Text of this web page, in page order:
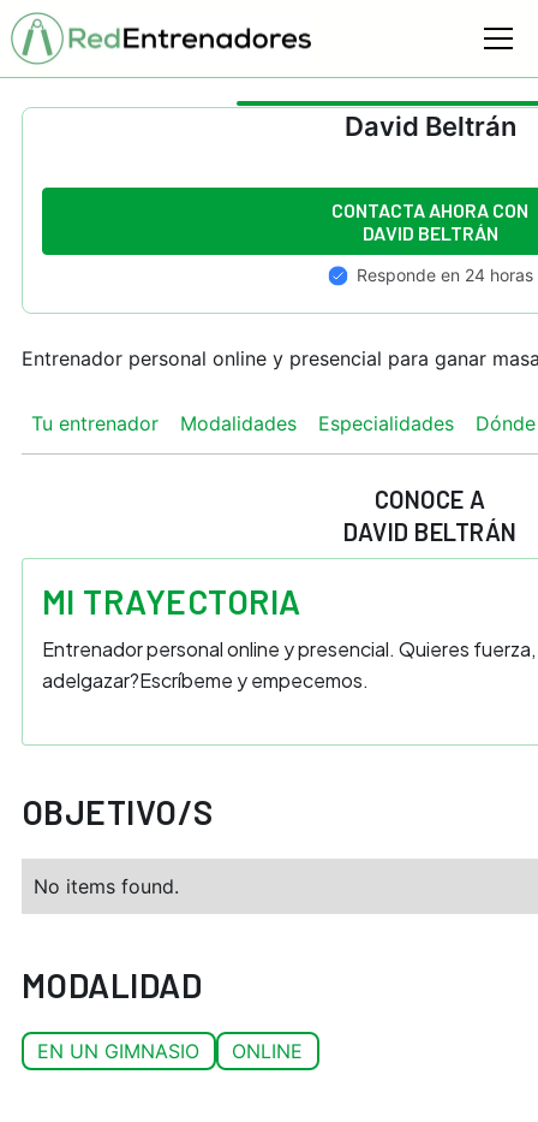
Entrenador personal online y presencial para ganar
Tu entrenador Modalidades Especialidades Dónde
CONOCE A
DAVID BELTRÁN
MI TRAYECTORIA
Entrenador personal online y presencial. Quieres fuerza,
adelgazar? ​ Escríbeme y empecemos.
OBJETIVO/S
No items found.
MODALIDAD
EN UN GIMNASIO ONLINE
David Beltrán
CONTACTA AHORA CON
DAVID BELTRÁN
Responde en 24 horas